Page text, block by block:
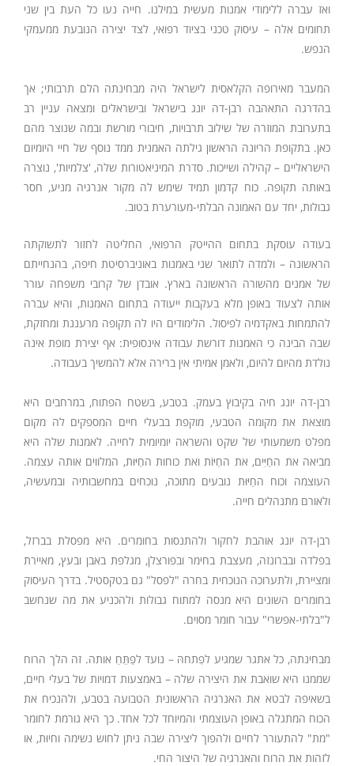
ואז עברה ללימודי אמנות מעשית במילנו. חייה נעו כל העת בין שני
תחומים אלה – עיסוק טכני בציוד רפואי, לצד יצירה הנובעת ממעמקי
הנפש.
המעבר מאירופה הקלאסית לישראל היה מבחינתה הלם תרבותי; אך
בהדרגה התאהבה רבן-דה יונג בישראל ובישראלים ומצאה עניין רב
בתערובת המוזרה של שילוב תרבויות, חיבורי מורשת ובמה שנוצר מהם
כאן. בתקופת הריונה הראשון גילתה האמנית ממד נוסף של חיי היומיום
הישראליים – קהילה ושייכות. סדרת המיניאטורות שלה, 'צלמיות', נוצרה
באותה תקופה. כוח קדמון תמיד שימש לה מקור אנרגיה מניע, חסר
גבולות, יחד עם האמונה הבלתי-מעורערת בטוב.
בעודה עוסקת בתחום ההייטק הרפואי, החליטה לחזור לתשוקתה
הראשונה – ולמדה לתואר שני באמנות באוניברסיטת חיפה, בהנחייתם
של אמנים מהשורה הראשונה בארץ. אובדן של קרובי משפחה עורר
אותה לצעוד באופן מלא בעקבות ייעודה בתחום האמנות, והיא עברה
להתמחות באקדמיה לפיסול. הלימודים היו לה תקופה מרעננת ומחזקת,
שבה הבינה כי האמנות דורשת עבודה אינסופית: אף יצירת מופת אינה
נולדת מהיום להיום, ולאמן אמיתי אין ברירה אלא להמשיך בעבודה.
רבן-דה יונג חיה בקיבוץ בעמק. בטבע, בשטח הפתוח, במרחבים היא
מוצאת את מקומה הטבעי, מוקפת בבעלי חיים המספקים לה מקום
מפלט משמעותי של שקט והשראה יומיומית לחייה. לאמנות שלה היא
מביאה את החַיִּים, את החַיּוֹת ואת כוחות החַיּוּת, המלווים אותה עצמה.
העוצמה וכוח החַיּוּת נובעים מתוכה, נוכחים במחשבותיה ובמעשיה,
ולאורם מתנהלים חייה.
רבן-דה יונג אוהבת לחקור ולהתנסות בחומרים. היא מפסלת בברזל,
בפלדה ובברונזה, מעצבת בחימר ובפורצלן, מגלפת באבן ובעץ, מאיירת
ומציירת, ולתערוכה הנוכחית בחרה "לפסל" גם בטקסטיל. בדרך העיסוק
בחומרים השונים היא מנסה למתוח גבולות ולהכניע את מה שנחשב
ל"בלתי-אפשרי" עבור חומר מסוים.
מבחינתה, כל אתגר שמגיע לפִתחהּ – נועד לפַתֵּחַ אותה. זה הלך הרוח
שממנו היא שואבת את היצירה שלה – באמצעות דמויות של בעלי חיים,
בשאיפה לבטא את האנרגיה הראשונית הטבועה בטבע, ולהנכיח את
הכוח המתגלה באופן העוצמתי והמיוחד לכל אחד. כך היא גורמת לחומר
"מת" להתעורר לחיים ולהפוך ליצירה שבה ניתן לחוש נשימה וחיוּת, או
לזהות את הרוח והאנרגיה של היצור החי.